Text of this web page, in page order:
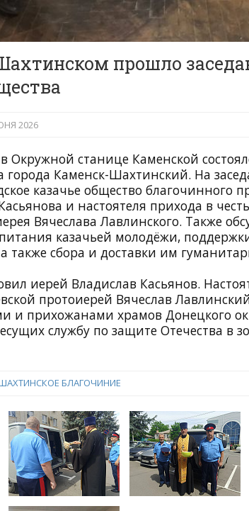
прошло
2026
Окружной станице Каменской
города Каменск-Шахтинский. На
казачье общество благочинного
и настоятеля прихода в
Вячеслава Лавлинского. Также
казачьей молодёжи,
также сбора и доставки им
иерей Владислав Касьянов.
протоиерей Вячеслав
и прихожанами храмов Донецкого
службу по защите Отечества в
БЛАГОЧИНИЕ